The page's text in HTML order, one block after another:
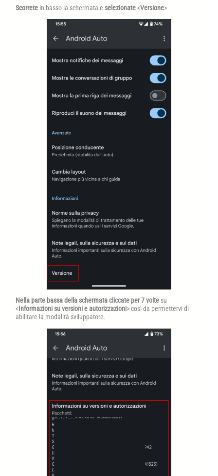
Scorrete in basso la schermata e selezionate<Versione>
Nella parte bassa della schermatacliccate per 7 volte su
<Informazioni su versioni e autorizzazioni> così da permettervi di
abilitare la modalità sviluppatore.